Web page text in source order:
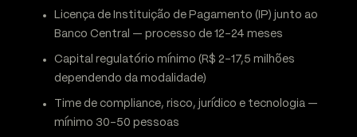
Licença de Instituição de Pagamento (IP) junto ao
Banco Central — processo de 12-24 meses
Capital regulatório mínimo (R$ 2-17,5 milhões
dependendo da modalidade)
Time de compliance, risco, jurídico e tecnologia —
mínimo 30-50 pessoas